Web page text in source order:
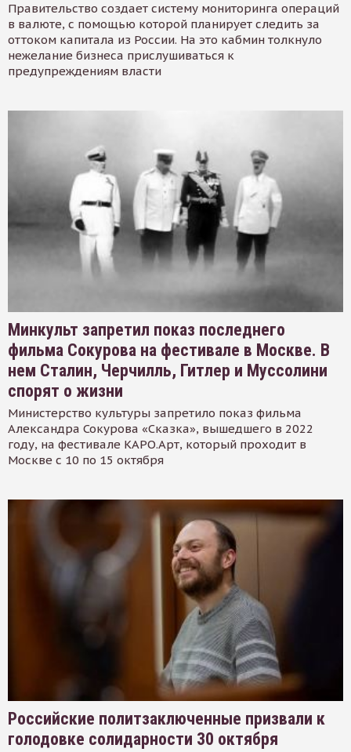
Правительство создает систему мониторинга операций
в валюте, с помощью которой планирует следить за
оттоком капитала из России. На это кабмин толкнуло
нежелание бизнеса прислушиваться к
предупреждениям власти
Минкульт запретил показ последнего
фильма Сокурова на фестивале в Москве. В
нем Сталин, Черчилль, Гитлер и Муссолини
спорят о жизни
Министерство культуры запретило показ фильма
Александра Сокурова «Сказка», вышедшего в 2022
году, на фестивале КАРО.Арт, который проходит в
Москве с 10 по 15 октября
Российские политзаключенные призвали к
голодовке солидарности 30 октября